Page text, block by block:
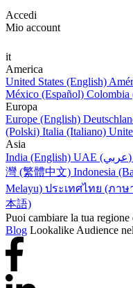
Accedi
Mio account
it
America
United States (English)
México (Español) Colombia
Europa
Europe (English)
(Polski) Italia (Italiano)
Asia
India (English)
UAE (عربي)
灣 (繁體中文) Indonesia
Melayu) ประเทศไทย (ภาษ
本語)
Puoi cambiare la tua regione
Blog Lookalike Audience